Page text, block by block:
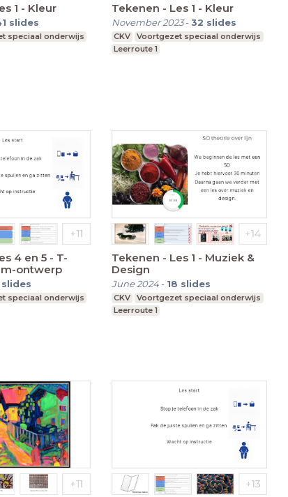
1 - Kleur
slides
speciaal onderwijs
Tekenen - Les 1 - Kleur
November 2023-32 slides
CKV
Voortgezet speciaal onderwijs
Leerroute 1
4 en 5 - T-
ontwerp
slides
speciaal onderwijs
Tekenen - Les 1 - Muziek &
Design
June 2024- 18 slides
CKV
Voortgezet speciaal onderwijs
Leerroute 1